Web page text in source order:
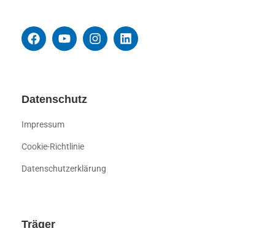
Datenschutz
Impressum
Cookie-Richtlinie
Datenschutzerklärung
Träger